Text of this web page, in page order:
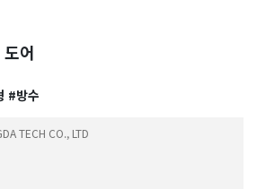
어
#방수
TECH CO., LTD